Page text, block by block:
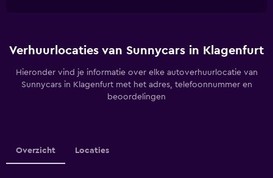
Verhuurlocaties van Sunnycars in Klagenfurt
Hieronder vind je informatie over elke autoverhuurlocatie van
Sunnycars in Klagenfurt met het adres, telefoonnummer en
beoordelingen
Overzicht Locaties